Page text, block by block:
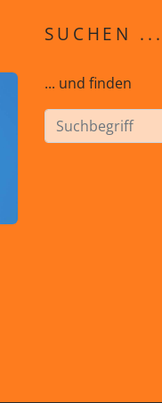
SUCHEN ...
... und finden